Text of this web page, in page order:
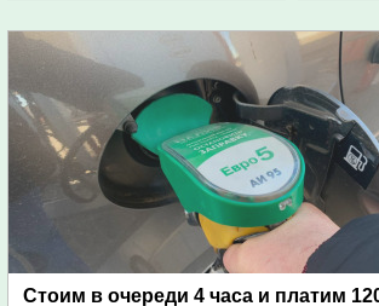
Стоим в очереди 4 часа и платим